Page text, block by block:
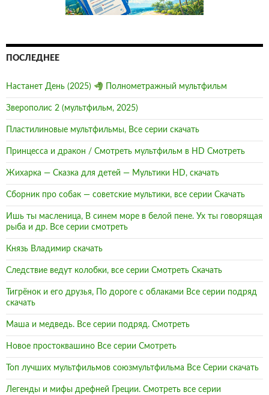
ПОСЛЕДНЕЕ
Настанет День (2025) Полнометражный мультфильм
Зверополис 2 (мультфильм, 2025)
Пластилиновые мультфильмы, Все серии скачать
Принцесса и дракон / Смотреть мультфильм в HD Смотреть
Жихарка — Сказка для детей — Мультики HD, скачать
Сборник про собак — советские мультики, все серии Скачать
Ишь ты масленица, В синем море в белой пене. Ух ты говорящая
рыба и др. Все серии смотреть
Князь Владимир скачать
Следствие ведут колобки, все серии Смотреть Скачать
Тигрёнок и его друзья, По дороге с облаками Все серии подряд
скачать
Маша и медведь. Все серии подряд. Смотреть
Новое простоквашино Все серии Смотреть
Топ лучших мультфильмов союзмультфильма Все Серии скачать
Легенды и мифы дрефней Греции. Смотреть все серии